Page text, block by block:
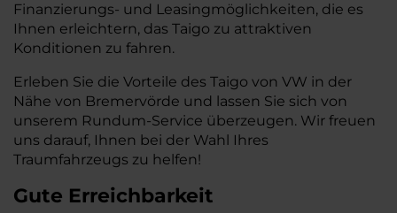
Finanzierungs- und Leasingmöglichkeiten, die es
Ihnen erleichtern, das Taigo zu attraktiven
Konditionen zu fahren.
Erleben Sie die Vorteile des Taigo von VW in der
Nähe von Bremervörde und lassen Sie sich von
unserem Rundum-Service überzeugen. Wir freuen
uns darauf, Ihnen bei der Wahl Ihres
Traumfahrzeugs zu helfen!
Gute Erreichbarkeit